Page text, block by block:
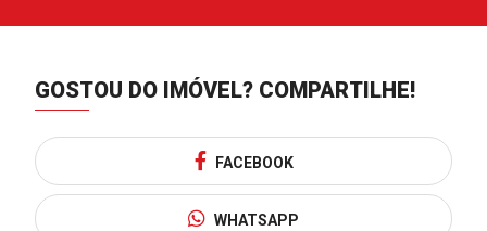
GOSTOU DO IMÓVEL? COMPARTILHE!
FACEBOOK
WHATSAPP